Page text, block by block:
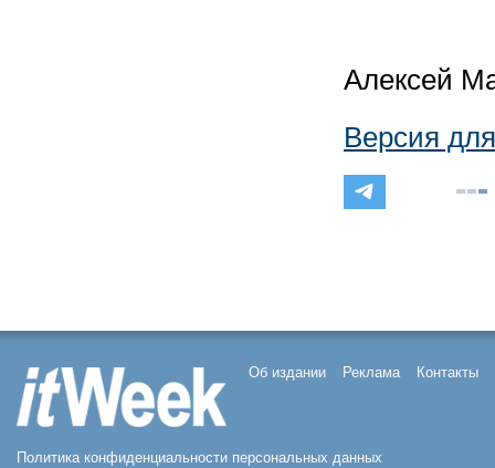
Алексей
Версия
Об издании Реклама Контакты
Политика конфиденциальности персональных данных